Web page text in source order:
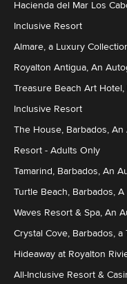
Hacienda del Mar Los
Inclusive Resort
Almare, a Luxury
Royalton Antigua, An
Treasure Beach Art
Inclusive Resort
The House, Barbados,
Resort - Adults Only
Tamarind, Barbados, An
Turtle Beach, Barbados,
Waves Resort & Spa, An
Crystal Cove, Barbados,
Hideaway at Royalton
All-Inclusive Resort &